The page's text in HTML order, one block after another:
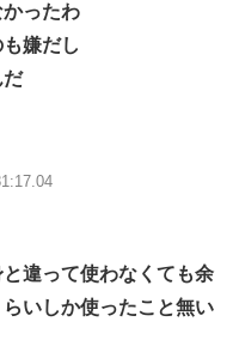
ったわ
嫌だし
だ
違って使わなくても余
いしか使ったこと無い